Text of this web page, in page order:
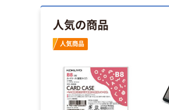
人気の商品
人気商品